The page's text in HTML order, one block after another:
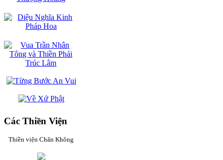
Các Thiền Viện
Thiền viện Chân Không